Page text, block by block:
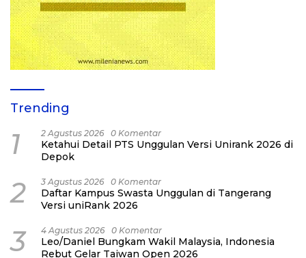
Trending
1 2 Agustus 2026 0 Komentar
Ketahui Detail PTS Unggulan Versi Unirank 2026 di
Depok
2 3 Agustus 2026 0 Komentar
Daftar Kampus Swasta Unggulan di Tangerang
Versi uniRank 2026
3 4 Agustus 2026 0 Komentar
Leo/Daniel Bungkam Wakil Malaysia, Indonesia
Rebut Gelar Taiwan Open 2026